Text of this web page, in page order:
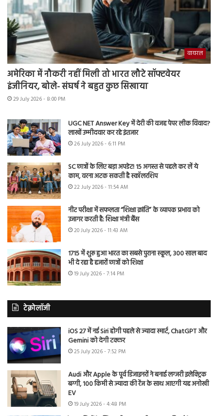
वायरल
अमेरिका में नौकरी नहीं मिली तो भारत लौटे सॉफ्टवेयर
इंजीनियर, बोले- संघर्ष ने बहुत कुछ सिखाया
29 July 2026 - 8:00 PM
UGC NET Answer Key में देरी की वजह पेपर लीक विवाद?
लाखों उम्मीदवार कर रहे इंतजार
26 July 2026 - 6:11 PM
SC छात्रों के लिए बड़ा अपडेट! 15 अगस्त से पहले कर लें ये
काम, वरना अटक सकती है स्कॉलरशिप
22 July 2026 - 11:54 AM
नीट परीक्षा में सफलता “शिक्षा क्रांति” के व्यापक प्रभाव को
उजागर करती है: शिक्षा मंत्री बैंस
20 July 2026 - 11:43 AM
1715 में शुरू हुआ भारत का सबसे पुराना स्कूल, 300 साल बाद
भी दे रहा है हजारों छात्रों को शिक्षा
19 July 2026 - 7:14 PM
टेक्नोलॉजी
iOS 27 में नई Siri होगी पहले से ज्यादा स्मार्ट, ChatGPT और
Gemini को देगी टक्कर
25 July 2026 - 7:52 PM
Audi और Apple के पूर्व डिजाइनरों ने बनाई लग्जरी इलेक्ट्रिक
बग्गी, 100 किमी से ज्यादा की रेंज के साथ आएगी यह अनोखी
EV
19 July 2026 - 4:48 PM